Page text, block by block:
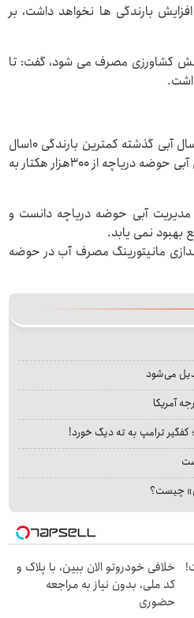
بارندگی ها نخواهد داشت، بر
کشاورزی مصرف می شود، گفت: تا
مدیرعامل شرکت آب منطقه ای آذربایجان غربی هم با بیان اینکه در سال آبی گذشته کمترین بارندگی ۱۰سال
اخیر در حوضه دریاچه ارومیه ثبت شده است، ادامه داد: افزایش اراضی آبی حوضه دریاچه از ۳۰۰هزار هکتار به
مدیریت آبی حوضه دریاچه دانست و
بهبود نمی یابد.
مانیتورینگ مصرف آب در حوضه
می‌شود
آمریکا
کفگیر ترامپ به ته دیگ خورد!
چیست؟
خلافی خودروتو الان ببین، با پلاک و
کد ملی، بدون نیاز به مراجعه
حضوری